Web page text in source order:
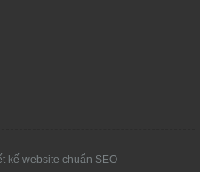
kế website chuẩn SEO